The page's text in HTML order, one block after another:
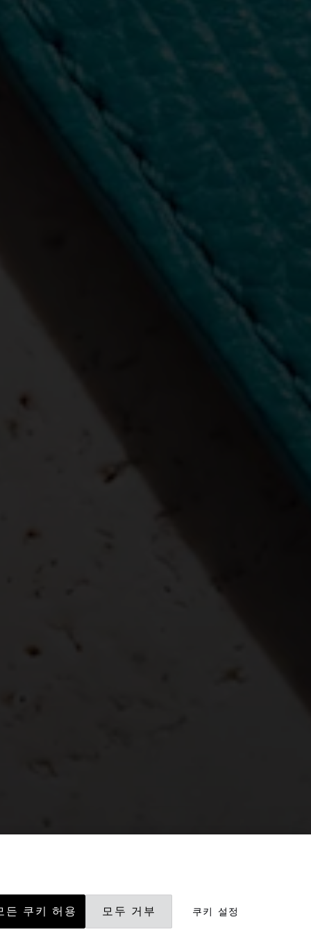
쿠키 설정
모두 거부
든 쿠키 허용